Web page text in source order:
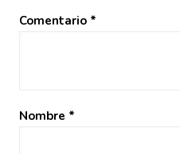
Comentario *
Nombre *